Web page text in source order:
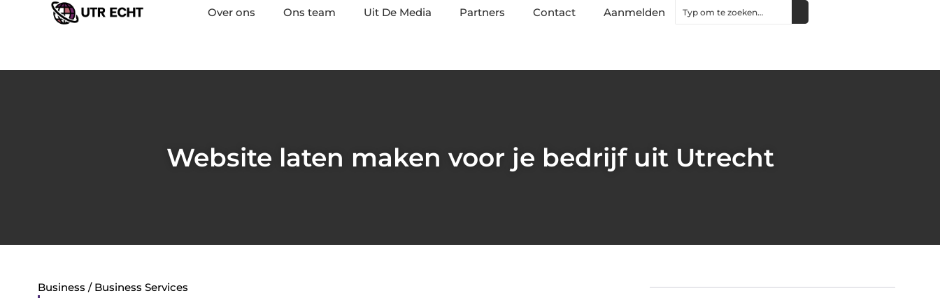
Over ons Ons team Uit De Media Partners Contact Aanmelden
Website laten maken voor je bedrijf uit Utrecht
Business / Business Services